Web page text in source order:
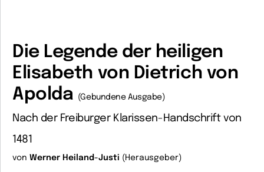
Die Legende der heiligen
Elisabeth von Dietrich von
Apolda
(Gebundene Ausgabe)
Nach der Freiburger Klarissen-Handschrift von
1481
von Werner Heiland-Justi (Herausgeber)